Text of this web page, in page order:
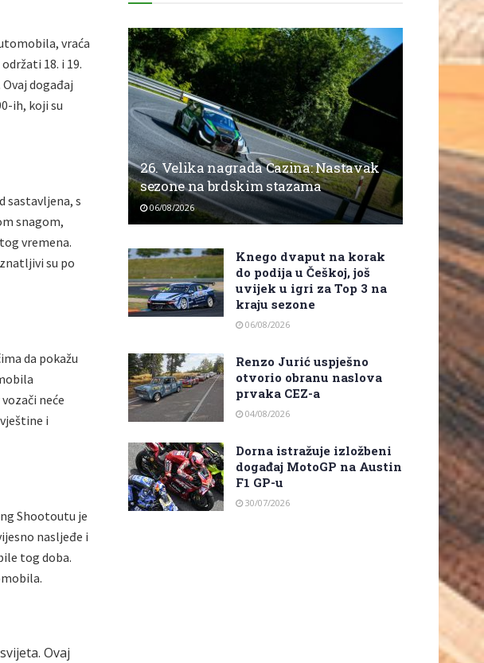
vraća
18. i 19.
događaj
ih, koji su
sastavljena, s
snagom,
vremena.
su po
da pokažu
neće
i
Shootoutu je
nasljeđe i
tog doba.
Ovaj
26. Velika nagrada Cazina: Nastavak
sezone na brdskim stazama
06/08/2026
Knego dvaput na korak
do podija u Češkoj, još
uvijek u igri za Top 3 na
kraju sezone
06/08/2026
Renzo Jurić uspješno
otvorio obranu naslova
prvaka CEZ-a
04/08/2026
Dorna istražuje izložbeni
događaj MotoGP na Austin
F1 GP-u
30/07/2026